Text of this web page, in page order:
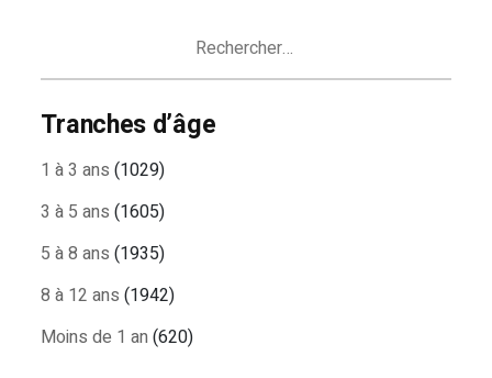
Tranches d’âge
1 à 3 ans (1029)
3 à 5 ans (1605)
5 à 8 ans (1935)
8 à 12 ans (1942)
Moins de 1 an (620)